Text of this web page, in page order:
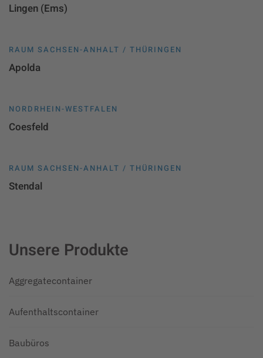
Lingen (Ems)
RAUM SACHSEN-ANHALT / THÜRINGEN
Apolda
NORDRHEIN-WESTFALEN
Coesfeld
RAUM SACHSEN-ANHALT / THÜRINGEN
Stendal
Unsere Produkte
Aggregatecontainer
Aufenthaltscontainer
Baubüros